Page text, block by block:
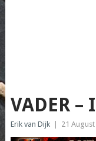
VADER –
Erik van Dijk 21